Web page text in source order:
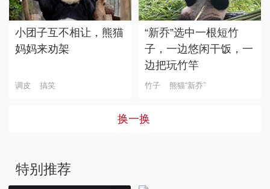
小团子互不相让，熊猫
妈妈来劝架
调皮 搞笑
“新乔”选中一根短竹
子，一边悠闲干饭，一
边把玩竹竿
竹子 熊猫“新乔”
换一换
特别推荐